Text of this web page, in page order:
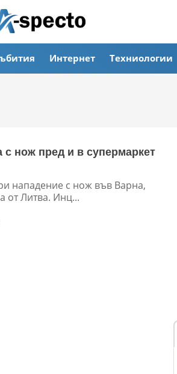
Интернет Техниологии
нож пред и в супермаркет
нападение с нож във Варна,
от Литва. Инц...